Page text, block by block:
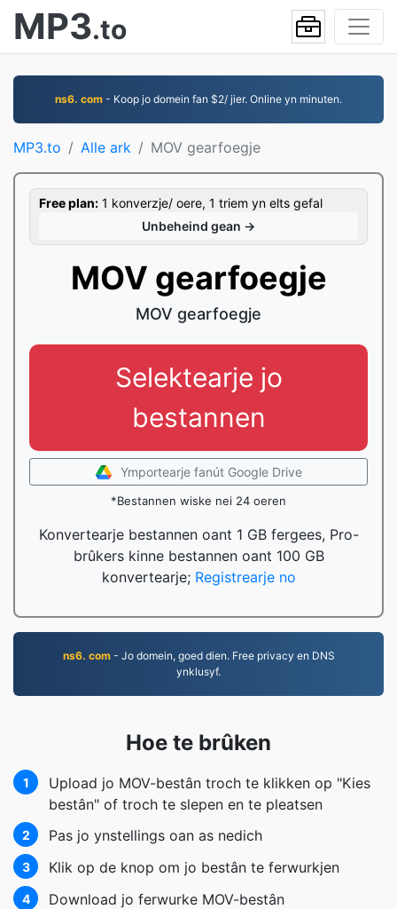
MP3.to
ns6. com - Koop jo domein fan $2/ jier. Online yn minuten.
MP3.to Alle ark MOV gearfoegje
Free plan: 1 konverzje/ oere, 1 triem yn elts gefal
Unbeheind gean →
MOV gearfoegje
MOV gearfoegje
Selektearje jo
bestannen
Ymportearje fanút Google Drive
*Bestannen wiske nei 24 oeren
Konvertearje bestannen oant 1 GB fergees, Pro-
brûkers kinne bestannen oant 100 GB
konvertearje; Registrearje no
ns6. com- Jo domein, goed dien. Free privacy en DNS
ynklusyf.
Hoe te brûken
1
Upload jo MOV-bestân troch te klikken op "Kies
bestân" of troch te slepen en te pleatsen
2 Pas jo ynstellings oan as nedich
3 Klik op de knop om jo bestân te ferwurkjen
4 Download jo ferwurke MOV-bestân